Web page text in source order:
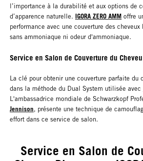
l’importance à la durabilité et aux options de
d’apparence naturelle. IGORA ZERO AMM offre
performance avec une couverture des
sans ammoniaque ni odeur d'ammoniaque.
Service en Salon de Couverture du
La clé pour obtenir une couverture parfaite du
dans la méthode du Dual System utilisée avec
L'ambassadrice mondiale de Schwarzkopf
Jennison, présente une technique de
effort dans ce service de salon.
Service en Salon de